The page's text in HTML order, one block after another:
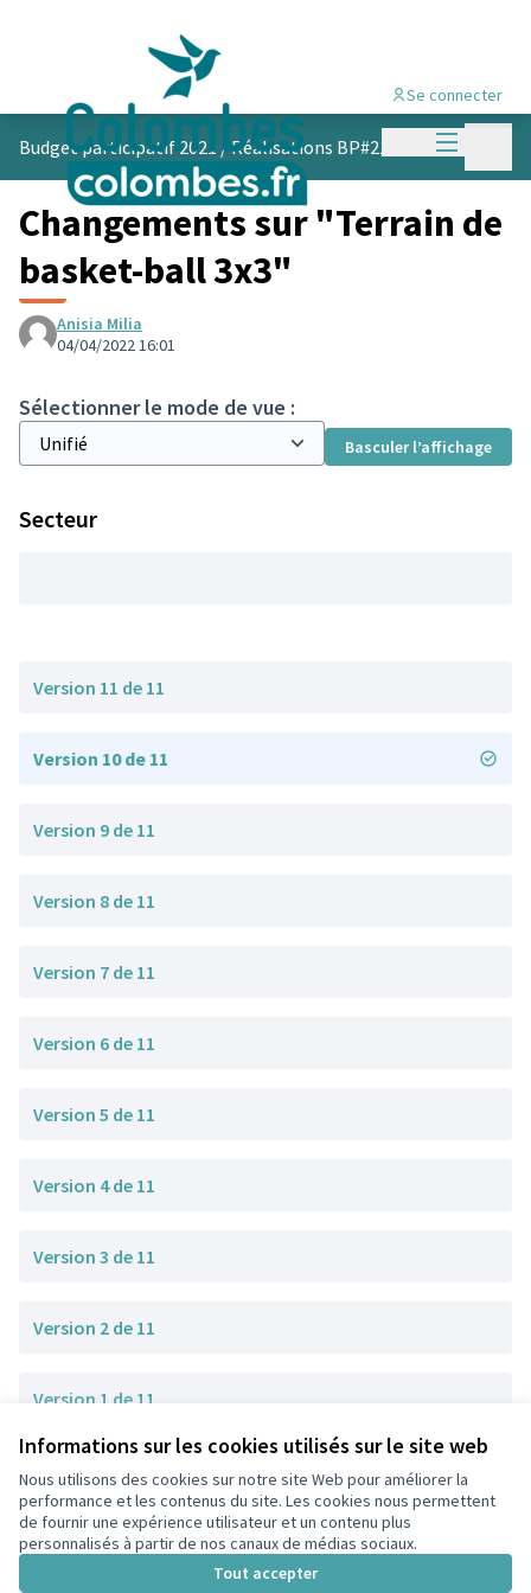
Informations sur les cookies utilisés sur le site web
Nous utilisons des cookies sur notre site Web pour améliorer la
performance et les contenus du site. Les cookies nous permettent
de fournir une expérience utilisateur et un contenu plus
personnalisés à partir de nos canaux de médias sociaux.
Tout accepter
Menu
Se connecter
Budget participatif 2021 /Réalisations BP#21
Changements sur "Terrain de
basket-ball 3x3"
Anisia Milia
04/04/2022 16:01
Sélectionner le mode de vue :
Basculer l’affichage
Secteur
Version 11 de 11
Version 10 de 11
Version 9 de 11
Version 8 de 11
Version 7 de 11
Version 6 de 11
Version 5 de 11
Version 4 de 11
Version 3 de 11
Version 2 de 11
Version 1 de 11
Conditions d'utilisation
Paramètres des cookies
participons.colombes.fr sur Facebook
(Lien externe)